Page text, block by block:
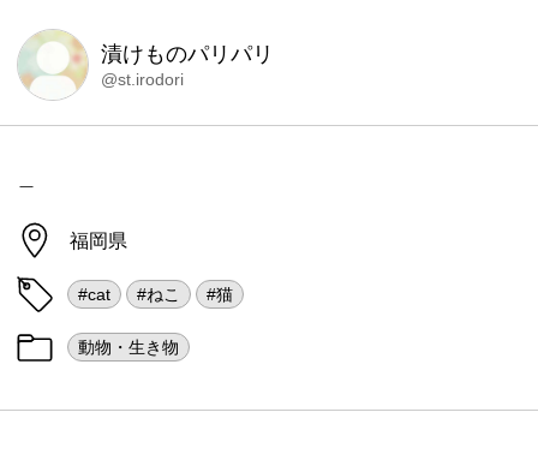
漬けものパリパリ
@st.irodori
福岡県
#cat #ねこ #猫
動物・生き物